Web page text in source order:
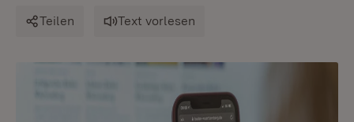
Teilen Text vorlesen